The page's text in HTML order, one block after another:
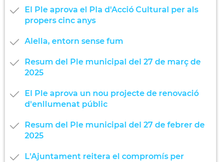
El Ple aprova el Pla d'Acció Cultural per als
propers cinc anys
Alella, entorn sense fum
Resum del Ple municipal del 27 de març de
2025
El Ple aprova un nou projecte de renovació
d'enllumenat públic
Resum del Ple municipal del 27 de febrer de
2025
L'Ajuntament reitera el compromís per